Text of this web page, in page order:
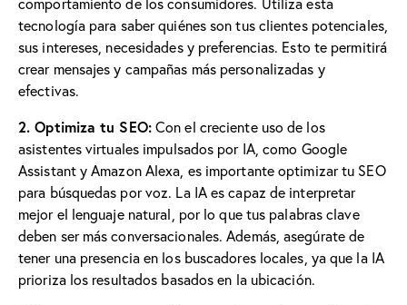
tecnología para saber quiénes son tus clientes potenciales,
sus intereses, necesidades y preferencias. Esto te permitirá
crear mensajes y campañas más personalizadas y
efectivas.
2. Optimiza tu SEO:Con el creciente uso de los
asistentes virtuales impulsados por IA, como Google
Assistant y Amazon Alexa, es importante optimizar tu SEO
para búsquedas por voz. La IA es capaz de interpretar
mejor el lenguaje natural, por lo que tus palabras clave
deben ser más conversacionales. Además, asegúrate de
tener una presencia en los buscadores locales, ya que la IA
prioriza los resultados basados en la ubicación.